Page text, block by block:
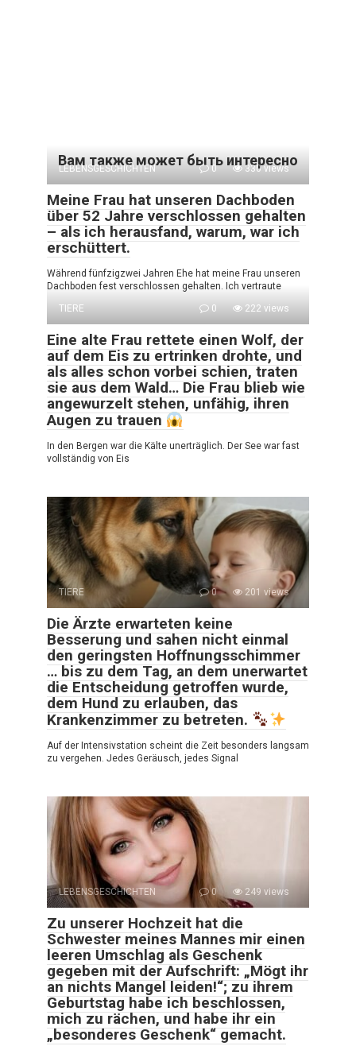
Вам также может быть интересно
LEBENSGESCHICHTEN 0 330 views
Meine Frau hat unseren Dachboden
über 52 Jahre verschlossen gehalten
– als ich herausfand, warum, war ich
erschüttert.
Während fünfzig­zwei Jahren Ehe hat meine Frau unseren
Dachboden fest verschlossen gehalten. Ich vertraute
TIERE
0 222 views
Eine alte Frau rettete einen Wolf, der
auf dem Eis zu ertrinken drohte, und
als alles schon vorbei schien, traten
sie aus dem Wald… Die Frau blieb wie
angewurzelt stehen, unfähig, ihren
Augen zu trauen
In den Bergen war die Kälte unerträglich. Der See war fast
vollständig von Eis
TIERE 0 201 views
Die Ärzte erwarteten keine
Besserung und sahen nicht einmal
den geringsten Hoffnungsschimmer
… bis zu dem Tag, an dem unerwartet
die Entscheidung getroffen wurde,
dem Hund zu erlauben, das
Krankenzimmer zu betreten.
Auf der Intensivstation scheint die Zeit besonders langsam
zu vergehen. Jedes Geräusch, jedes Signal
LEBENSGESCHICHTEN 0 249 views
Zu unserer Hochzeit hat die
Schwester meines Mannes mir einen
leeren Umschlag als Geschenk
gegeben mit der Aufschrift: „Mögt ihr
an nichts Mangel leiden!“; zu ihrem
Geburtstag habe ich beschlossen,
mich zu rächen, und habe ihr ein
„besonderes Geschenk“ gemacht.